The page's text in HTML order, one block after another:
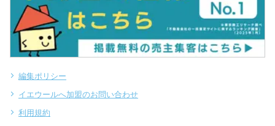
編集ポリシー
イエウールへ加盟のお問い合わせ
利用規約